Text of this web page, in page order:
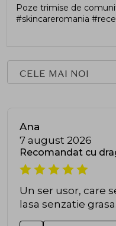
Poze trimise de
#skincareromania
Ana
7 august 2026
Recomandat cu
Un ser usor, care
lasa senzatie